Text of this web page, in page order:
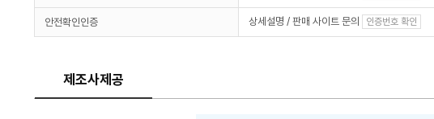
안전확인인증 상세설명 / 판매 사이트 문의 인증번호 확인
제조사제공